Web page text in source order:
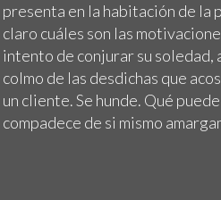
presenta en la habitación de la
claro cuáles son las
intento de conjurar su soledad,
colmo de las desdichas que
un cliente. Se hunde. Qué
compadece de si mismo